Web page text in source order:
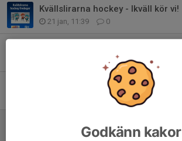
Kvällslirarna hockey - Ikväll kör vi!
21 jan, 11:39 0
Hockeybanan öppen
25 sep 2025 0
Godkänn kakor